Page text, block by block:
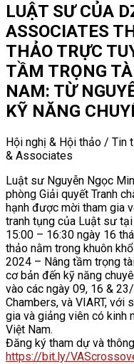
LUẬT SƯ CỦA
ASSOCIATES
THẢO TRỰC
TẦM TRỌNG
NAM: TỪ
KỸ NĂNG
Hội nghị & Hội thảo / Tin
& Associates
Luật sư Nguyễn Ngọc
phòng Giải quyết Tranh
hạnh được mời tham gia
tranh tụng của Luật sư
15:00 – 16:30 ngày 16
thảo nằm trong khuôn
2024 – Nâng tầm trọng
cơ bản đến kỹ năng
vào các ngày 09, 16 &
Chambers, và VIART, với
gia và giảng viên có kinh
Việt Nam.
Đăng ký tham dự và
https://bit.ly/